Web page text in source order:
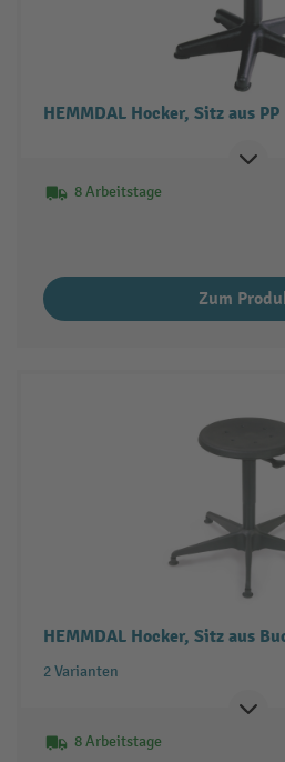
HEMMDAL Hocker, Sitz aus PP
8 Arbeitstage
Zum
HEMMDAL Hocker, Sitz aus
2 Varianten
8 Arbeitstage